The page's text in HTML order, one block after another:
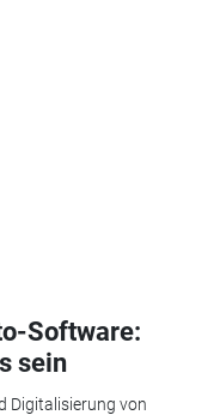
Software:
sein
Digitalisierung von